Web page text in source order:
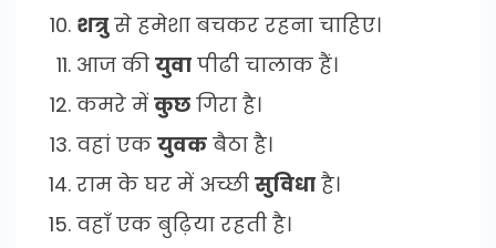
शत्रु से हमेशा बचकर रहना चाहिए।
आज की युवा पीढी चालाक हैं।
कमरे में कुछ गिरा है।
वहां एक युवक बैठा है।
राम के घर में अच्छी सुविधा है।
वहाँ एक बुढ़िया रहती है।